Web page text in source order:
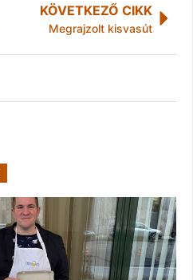
KÖVETKEZŐ CIKK
Megrajzolt kisvasút